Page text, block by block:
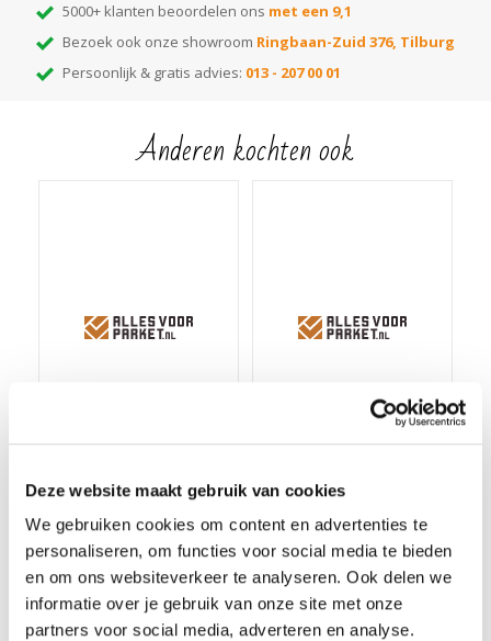
Deze website maakt gebruik van cookies
We gebruiken cookies om content en advertenties te
personaliseren, om functies voor social media te bieden
en om ons websiteverkeer te analyseren. Ook delen we
informatie over je gebruik van onze site met onze
partners voor social media, adverteren en analyse.
5000+ klanten beoordelen ons met een 9,1
Bezoek ook onze showroom Ringbaan-Zuid 376, Tilburg
Persoonlijk & gratis advies: 013 - 207 00 01
Anderen kochten ook
Quickstep
Afwerkingskit 04
Op voorraad, direct
verzonden
Merk: Quickstep
High Tack Plintenkit
Op voorraad, direct
verzonden